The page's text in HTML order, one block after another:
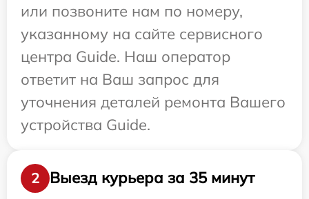
или позвоните нам по номеру,
указанному на сайте сервисного
центра Guide. Наш оператор
ответит на Ваш запрос для
уточнения деталей ремонта Вашего
устройства Guide.
2 Выезд курьера за 35 минут